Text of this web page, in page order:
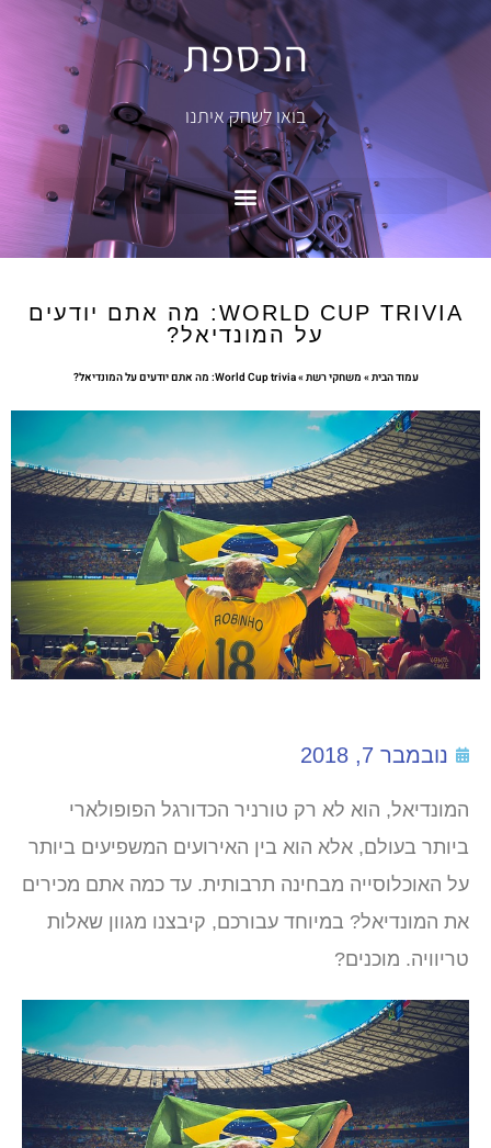
הכספת
בואו לשחק איתנו
WORLD CUP TRIVIA: מה אתם יודעים
על המונדיאל?
עמוד הבית»משחקי רשת»World Cup trivia: מה אתם יודעים על המונדיאל?
נובמבר 7, 2018
המונדיאל, הוא לא רק טורניר הכדורגל הפופולארי
ביותר בעולם, אלא הוא בין האירועים המשפיעים ביותר
על האוכלוסייה מבחינה תרבותית. עד כמה אתם מכירים
את המונדיאל? במיוחד עבורכם, קיבצנו מגוון שאלות
טריוויה. מוכנים?